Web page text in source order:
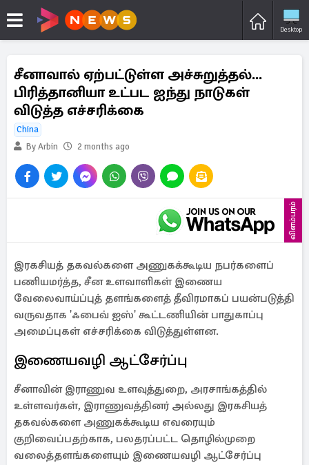
Desktop
சீனாவால் ஏற்பட்டுள்ள அச்சுறுத்தல்...
பிரித்தானியா உட்பட ஐந்து நாடுகள்
விடுத்த எச்சரிக்கை
China
By Arbin
2 months ago
விளம்பரம்
இரகசியத் தகவல்களை அணுகக்கூடிய நபர்களைப்
பணியமர்த்த, சீன உளவாளிகள் இணைய
வேலைவாய்ப்புத் தளங்களைத் தீவிரமாகப் பயன்படுத்தி
வருவதாக 'ஃபைவ் ஐஸ்' கூட்டணியின் பாதுகாப்பு
அமைப்புகள் எச்சரிக்கை விடுத்துள்ளன.
இணையவழி ஆட்சேர்ப்பு
சீனாவின் இராணுவ உளவுத்துறை, அரசாங்கத்தில்
உள்ளவர்கள், இராணுவத்தினர் அல்லது இரகசியத்
தகவல்களை அணுகக்கூடிய எவரையும்
குறிவைப்பதற்காக, பலதரப்பட்ட தொழில்முறை
வலைத்தளங்களையும் இணையவழி ஆட்சேர்ப்பு